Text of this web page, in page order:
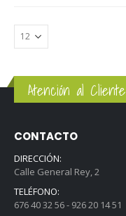
Atención al Cliente
CONTACTO
DIRECCIÓN:
Calle General Rey, 2
TELÉFONO:
676 40 32 56 - 926 20 14 51